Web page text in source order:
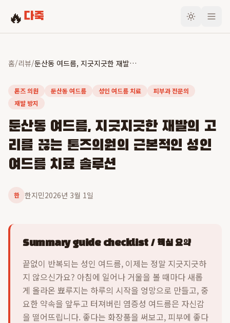
🔥 다죽
홈/리뷰/ 둔산동 여드름, 지긋지긋한 재발의 고리를 끊는 톤즈의원의 근본적인 성인 여드름 치료 솔루션
톤즈 의원 둔산동 여드름 성인 여드름 치료
피부과 전문의
재발 방지
둔산동 여드름, 지긋지긋한 재발의 고
리를 끊는 톤즈의원의 근본적인 성인
여드름 치료 솔루션
한 한지민2026년 3월 1일
Summary guide checklist / 핵심 요약
끝없이 반복되는 성인 여드름, 이제는 정말 지긋지긋하
지 않으신가요? 아침에 일어나 거울을 볼 때마다 새롭
게 올라온 뾰루지는 하루의 시작을 엉망으로 만들고, 중
요한 약속을 앞두고 터져버린 염증성 여드름은 자신감
을 떨어뜨립니다. 좋다는 화장품을 써보고, 피부에 좋다